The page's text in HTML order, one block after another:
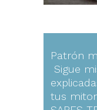
Patrón
Sigue
tus